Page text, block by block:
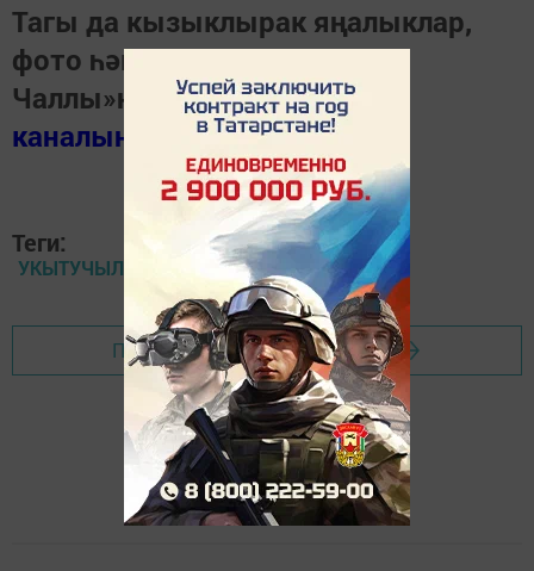
Тагы да кызыклырак яңалыклар,
фото һәм видеолар «Шәһри
Чаллы»ныңMAX
каналында
(язылыгыз).
Теги:
УКЫТУЧЫЛАР
Перейти на страницу новости